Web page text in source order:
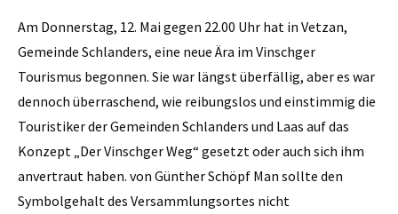
Am Donnerstag, 12. Mai gegen 22.00 Uhr hat in Vetzan,
Gemeinde Schlanders, eine neue Ära im Vinschger
Tourismus begonnen. Sie war längst überfällig, aber es war
dennoch überraschend, wie reibungslos und einstimmig die
Touristiker der Gemeinden Schlanders und Laas auf das
Konzept „Der Vinschger Weg“ gesetzt oder auch sich ihm
anvertraut haben. von Günther Schöpf Man sollte den
Symbolgehalt des Versam­mlungsortes nicht